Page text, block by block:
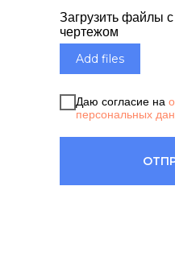
Загрузить файлы
чертежом
Add files
Даю согласие на
персональных